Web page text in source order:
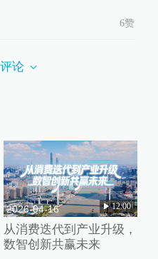
6赞
论
2026-04-16 12:00
从消费迭代到产业升级，
数智创新共赢未来